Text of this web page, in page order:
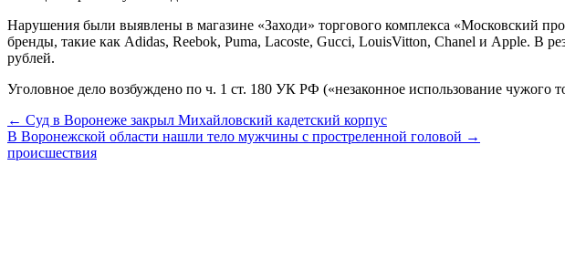
Нарушения были выявлены в магазине «Заходи» торгового комплекса «Московский
бренды, такие как Adidas, Reebok, Puma, Lacoste, Gucci, LouisVitton, Chanel и Apple. В
рублей.
Уголовное дело возбуждено по ч. 1 ст. 180 УК РФ («незаконное использование чужого
← Суд в Воронеже закрыл Михайловский кадетский корпус
В Воронежской области нашли тело мужчины с простреленной головой →
происшествия